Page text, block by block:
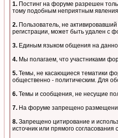
1. Постинг на форуме разрешен
тому подобным неприятным
2. Пользователь, не
регистрации, может быть удален с
3. Единым языком общения на
4. Мы полагаем, что участниками
5. Темы, не касающиеся тематики
общественно - политическим. Для
6. Темы и сообщения, не несущие
7. На форуме запрещено
8. Запрещено цитирование и
источник или прямого согласования